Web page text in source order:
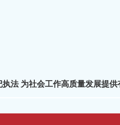
法 为社会工作高质量发展提供